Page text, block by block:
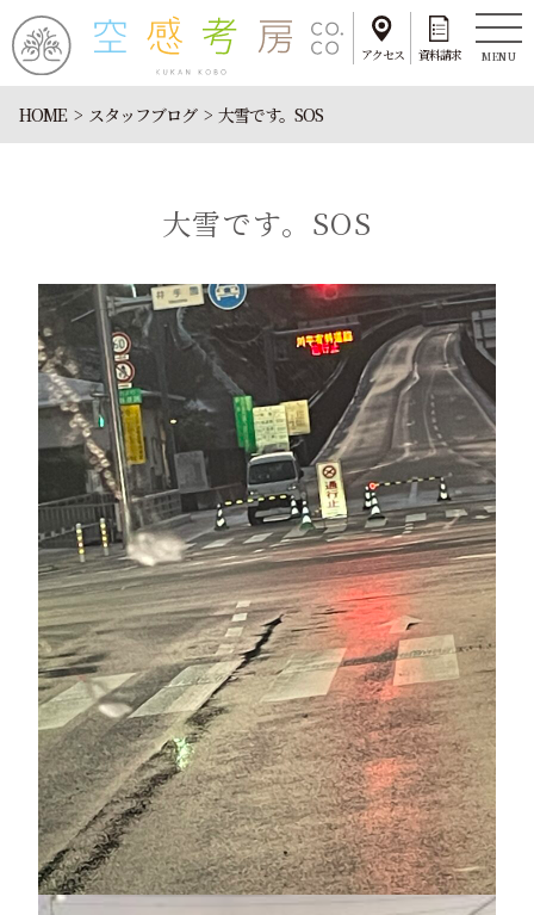
アクセス 資料請求 MENU
HOME スタッフブログ 大雪です。SOS
大雪です。SOS